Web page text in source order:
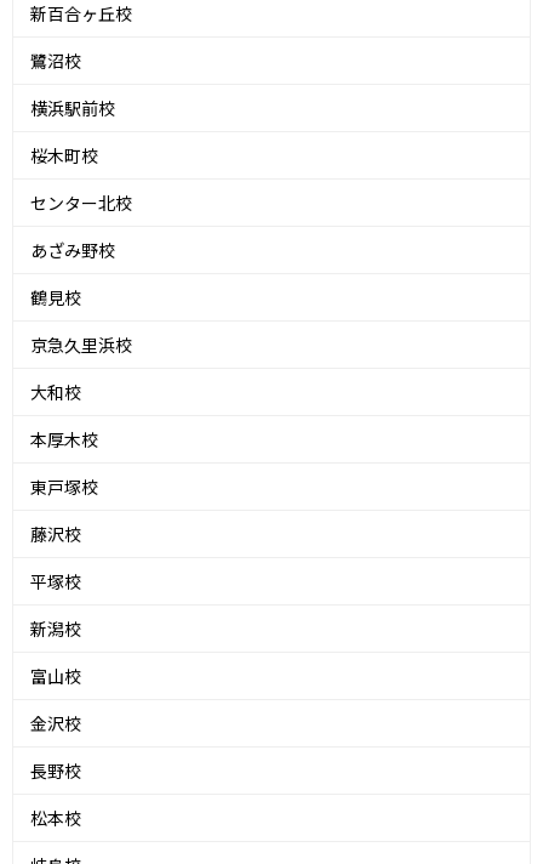
新百合ヶ丘校
鷺沼校
横浜駅前校
桜木町校
センター北校
あざみ野校
鶴見校
京急久里浜校
大和校
本厚木校
東戸塚校
藤沢校
平塚校
新潟校
富山校
金沢校
長野校
松本校